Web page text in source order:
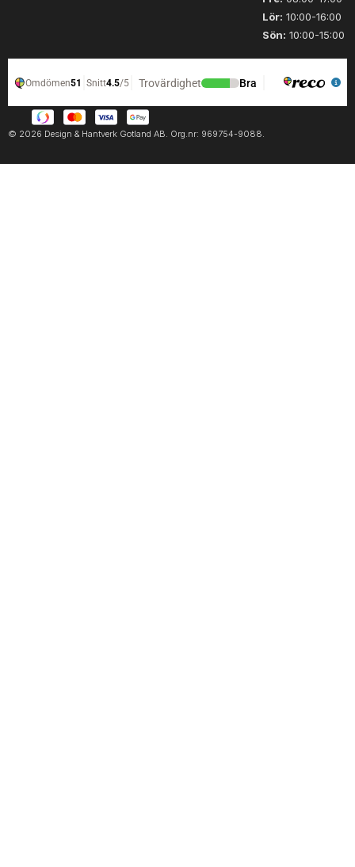
Lör: 10:00-16:00
Sön: 10:00-15:00
© 2026 Design & Hantverk Gotland AB. Org.nr: 969754-9088.